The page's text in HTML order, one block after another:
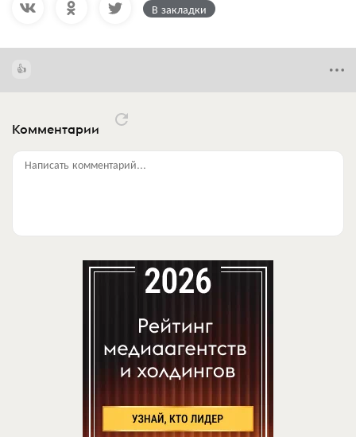
В закладки
Комментарии
Написать комментарий...